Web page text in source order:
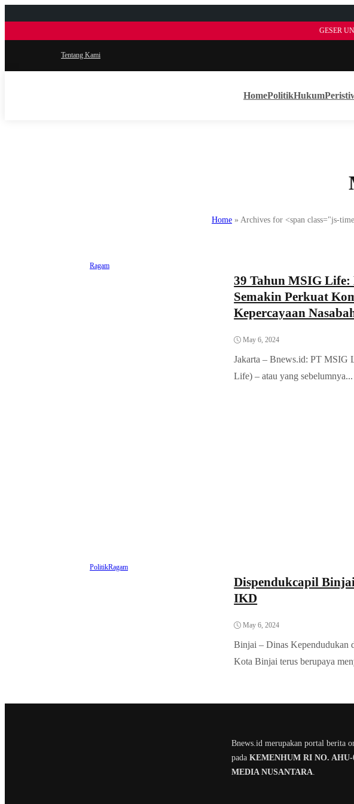
GESER
Tentang Kami
HomePolitikHukum
Home » Archives for <span class="js-
Ragam
39 Tahun MSIG
Semakin Perkuat
Kepercayaan
May 6, 2024
Jakarta – Bnews.id: PT MSIG
Life) – atau yang sebelumnya...
PolitikRagam
Dispendukcapil
IKD
May 6, 2024
Binjai – Dinas Kependudukan
Kota Binjai terus berupaya
Bnews.id merupakan portal berita
pada KEMENHUM RI NO. AHU-
MEDIA NUSANTARA